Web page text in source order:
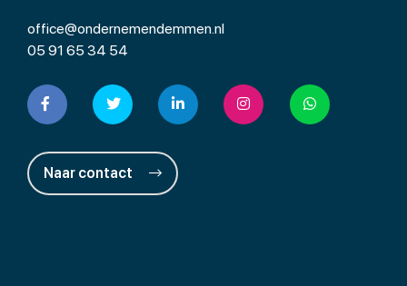
office@ondernemendemmen.nl
05 91 65 34 54
Naar contact